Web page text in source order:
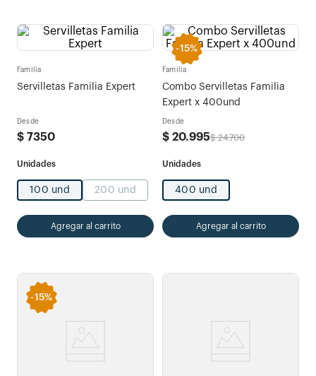
Familia
Servilletas Familia Expert
Desde
$ 7350
100 und 200 und
Agregar al carrito
-15%
Familia
Combo Servilletas Familia
Expert x 400und
Desde
$ 20.995$ 24.700
400 und
Agregar al carrito
-15%